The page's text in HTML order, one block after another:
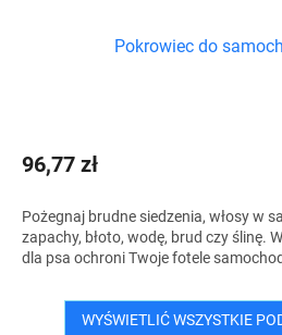
Pokrowiec do
96,77 zł
Pożegnaj brudne siedzenia, włosy w
zapachy, błoto, wodę, brud czy ślinę.
dla psa ochroni Twoje fotele
WYŚWIETLIĆ WSZYSTKIE